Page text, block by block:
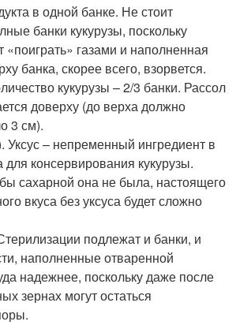
в одной банке. Не стоит
банки кукурузы, поскольку
газами и наполненная
банка, скорее всего, взорвется.
кукурузы – 2/3 банки. Рассол
доверху (до верха должно
3 см).
Уксус – непременный ингредиент в
для консервирования кукурузы.
сахарной она не была, настоящего
вкуса без уксуса будет сложно
подлежат и банки, и
наполненные отваренной
надежнее, поскольку даже после
зернах могут остаться